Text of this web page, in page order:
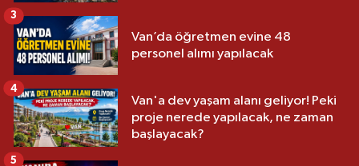
Van’da öğretmen evine 48
personel alımı yapılacak
3
Van'a dev yaşam alanı geliyor! Peki
proje nerede yapılacak, ne zaman
başlayacak?
4
5